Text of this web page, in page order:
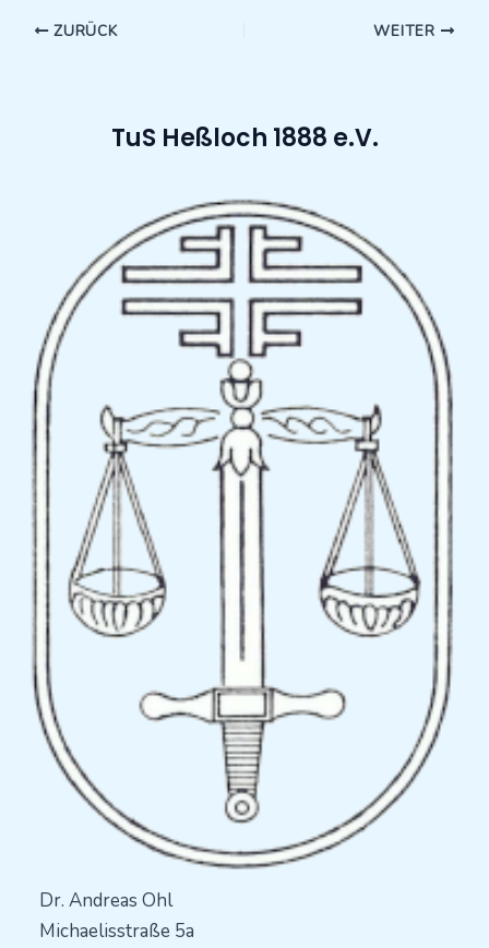
ZURÜCK WEITER
TuS Heßloch 1888 e.V.
Dr. Andreas Ohl
Michaelisstraße 5a